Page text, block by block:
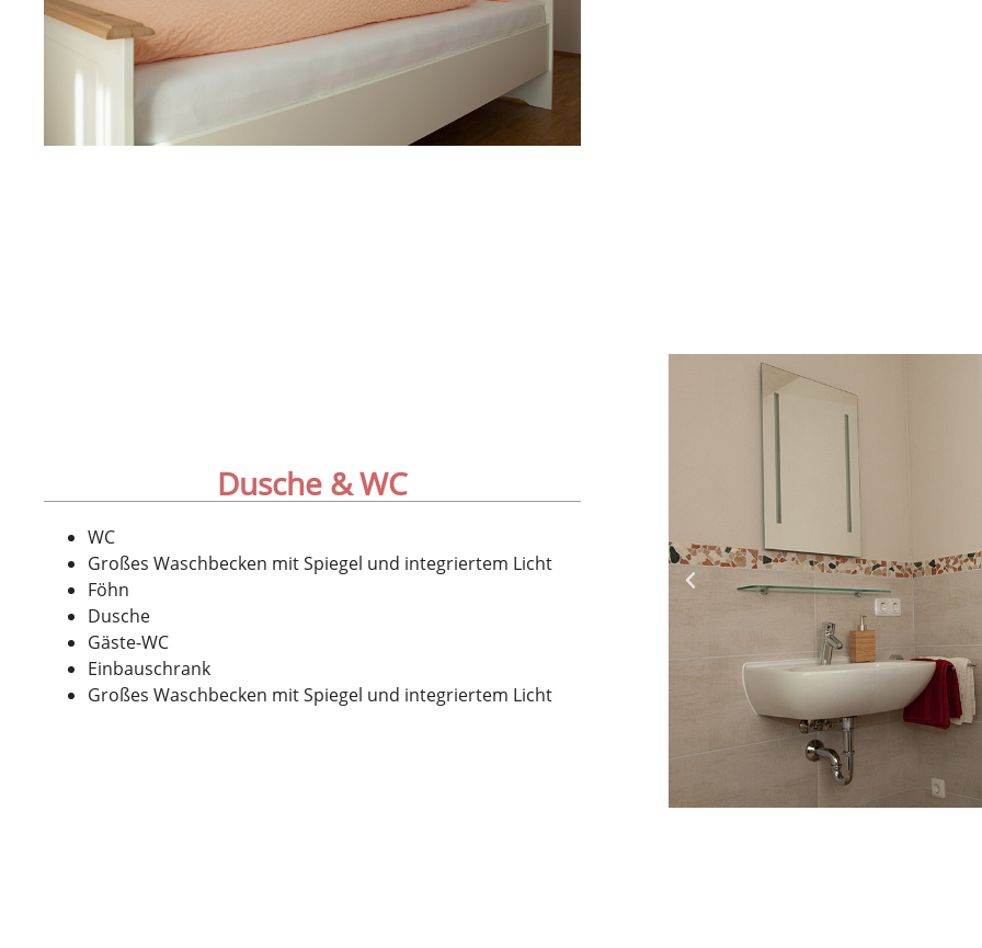
Dusche & WC
WC
Großes Waschbecken mit Spiegel und integriertem Licht
Föhn
Dusche
Gäste-WC
Einbauschrank
Großes Waschbecken mit Spiegel und integriertem Licht